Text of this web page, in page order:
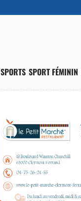
SPORTS SPORT FÉMININ